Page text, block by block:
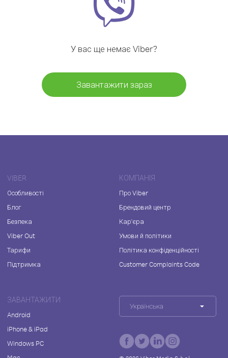
У вас ще немає Viber?
Завантажити зараз
VIBER
Особливості
Блог
Безпека
Viber Out
Тарифи
Підтримка
КОМПАНІЯ
Про Viber
Брендовий центр
Кар'єра
Умови й політики
Політика конфіденційності
Customer Complaints Code
ЗАВАНТАЖИТИ
Android
iPhone & iPad
Windows PC
Українська